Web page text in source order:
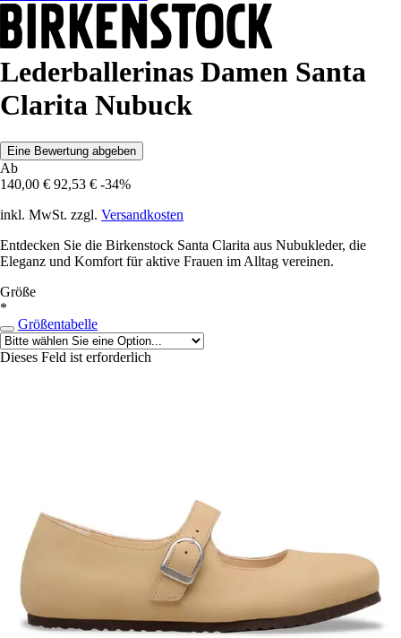
Lederballerinas Damen Santa
Clarita Nubuck
Eine Bewertung abgeben
Ab
140,00 € 92,53 € -34%
inkl. MwSt. zzgl. Versandkosten
Entdecken Sie die Birkenstock Santa Clarita aus Nubukleder, die
Eleganz und Komfort für aktive Frauen im Alltag vereinen.
Größe
*
Größentabelle
Dieses Feld ist erforderlich